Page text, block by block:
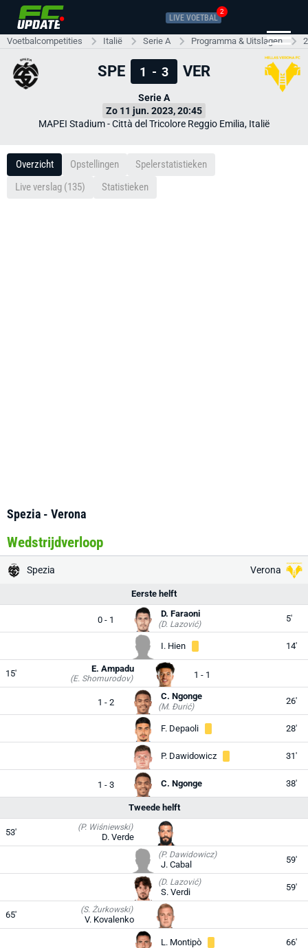
LIVE VOETBAL
2
Voetbalcompetities Italië Serie A Programma & Uitslagen
SPE 1 - 3 VER
Serie A
Zo 11 jun. 2023, 20:45
MAPEI Stadium - Città del Tricolore Reggio Emilia, Italië
Overzicht Opstellingen
Spelerstatistieken
Live verslag (135)
Statistieken
Spezia - Verona
Wedstrijdverloop
Spezia Verona
Eerste helft
0 - 1
D. Faraoni
(D. Lazović)
5'
I. Hien 14'
15' (E. Shomurodov)
E. Ampadu
1 - 1
1 - 2
C. Ngonge
(M. Đurić)
26'
F. Depaoli 28'
P. Dawidowicz 31'
1 - 3 C. Ngonge 38'
Tweede helft
53' (P. Wiśniewski)
D. Verde
(P. Dawidowicz)
J. Cabal 59'
(D. Lazović)
S. Verdi 59'
65' (S. Żurkowski)
V. Kovalenko
L. Montipò 66'